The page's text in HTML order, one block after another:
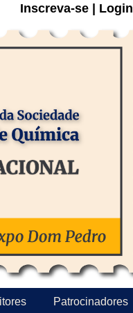
Inscreva-se | Login
Patrocinadores